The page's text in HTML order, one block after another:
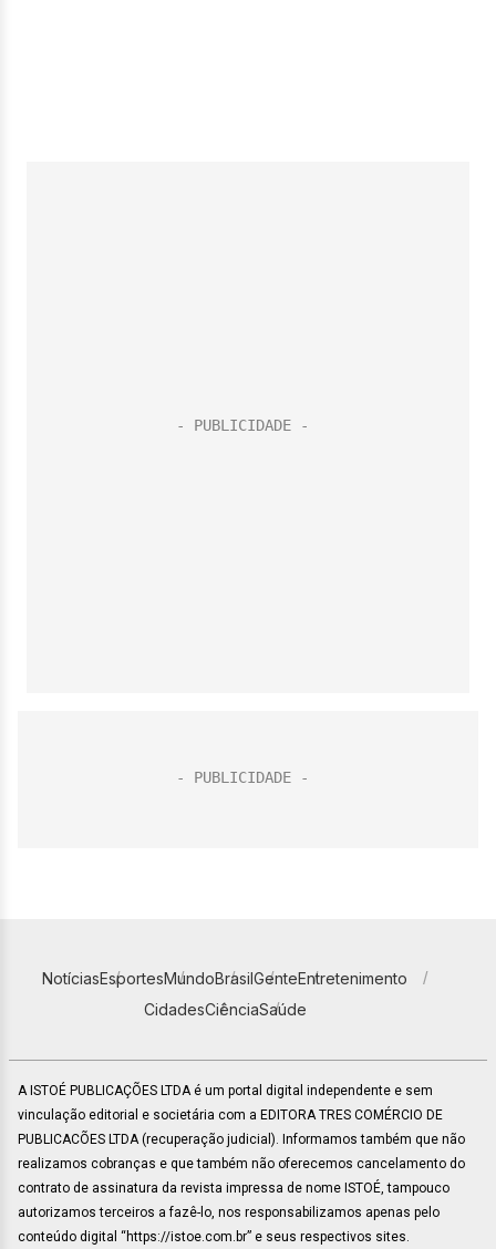
NotíciasEsportesMundoBrasilGenteEntretenimento
CidadesCiênciaSaúde
A ISTOÉ PUBLICAÇÕES LTDA é um portal digital independente e sem
vinculação editorial e societária com a EDITORA TRES COMÉRCIO DE
PUBLICACÕES LTDA (recuperação judicial). Informamos também que não
realizamos cobranças e que também não oferecemos cancelamento do
contrato de assinatura da revista impressa de nome ISTOÉ, tampouco
autorizamos terceiros a fazê-lo, nos responsabilizamos apenas pelo
conteúdo digital “https://istoe.com.br” e seus respectivos sites.